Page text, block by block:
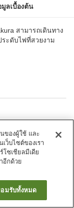
ลเบื้องต้น
สามารถเดินทาง
ะดับไฟที่สวยงาม
ของผู้ใช้ และ
ว็บไซต์ของเรา
โซเชียลมีเดีย
อีกด้วย
มรับทั้งหมด